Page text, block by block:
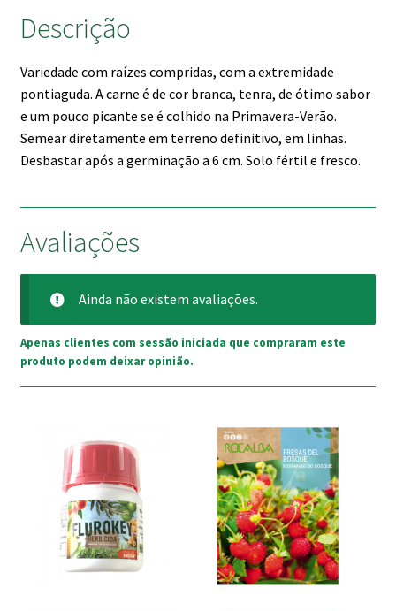
Descrição
Variedade com raízes compridas, com a extremidade
pontiaguda. A carne é de cor branca, tenra, de ótimo sabor
e um pouco picante se é colhido na Primavera-Verão.
Semear diretamente em terreno definitivo, em linhas.
Desbastar após a germinação a 6 cm. Solo fértil e fresco.
Avaliações
Ainda não existem avaliações.
Apenas clientes com sessão iniciada que compraram este
produto podem deixar opinião.